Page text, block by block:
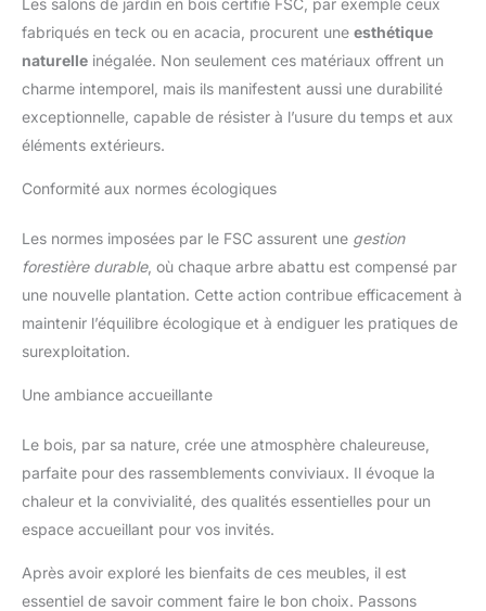
fabriqués en teck ou en acacia, procurent une esthétique
naturelle inégalée. Non seulement ces matériaux offrent un
charme intemporel, mais ils manifestent aussi une durabilité
exceptionnelle, capable de résister à l’usure du temps et aux
éléments extérieurs.
Conformité aux normes écologiques
Les normes imposées par le FSC assurent une gestion
forestière durable, où chaque arbre abattu est compensé par
une nouvelle plantation. Cette action contribue efficacement à
maintenir l’équilibre écologique et à endiguer les pratiques de
surexploitation.
Une ambiance accueillante
Le bois, par sa nature, crée une atmosphère chaleureuse,
parfaite pour des rassemblements conviviaux. Il évoque la
chaleur et la convivialité, des qualités essentielles pour un
espace accueillant pour vos invités.
Après avoir exploré les bienfaits de ces meubles, il est
essentiel de savoir comment faire le bon choix. Passons